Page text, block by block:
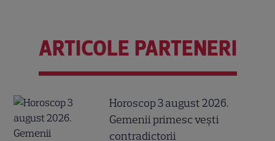
ARTICOLE PARTENERI
Horoscop 3 august 2026.
Gemenii primesc vești
contradictorii